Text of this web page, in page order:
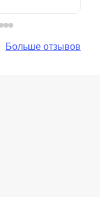
Больше отзывов